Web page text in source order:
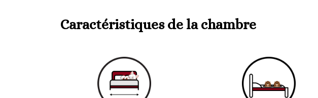
Caractéristiques de la chambre